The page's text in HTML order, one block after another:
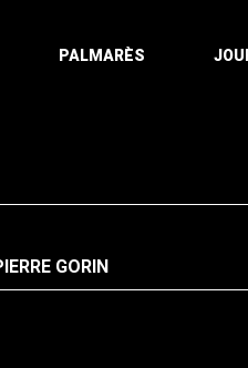
PALMARÈS
GORIN